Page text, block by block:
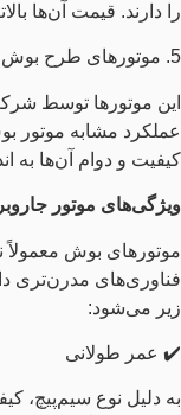
را دارند. قیمت آن‌ها
5. موتورهای طرح بوش (Compatible)
این موتورها توسط
عملکرد مشابه موتور
کیفیت و دوام آن‌ها به
ویژگی‌های موتور
موتورهای بوش معمولاً
فناوری‌های مدرن‌تری
زیر می‌شود:
✔️ عمر طولانی
به دلیل نوع سیم‌پیچ،